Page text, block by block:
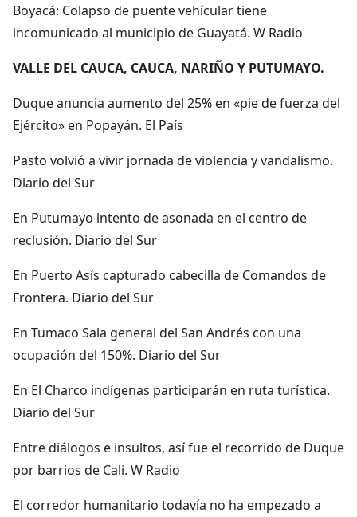
Boyacá: Colapso de puente vehícular tiene
incomunicado al municipio de Guayatá. W Radio
VALLE DEL CAUCA, CAUCA, NARIÑO Y PUTUMAYO.
Duque anuncia aumento del 25% en «pie de fuerza del
Ejército» en Popayán. El País
Pasto volvió a vivir jornada de violencia y vandalismo.
Diario del Sur
En Putumayo intento de asonada en el centro de
reclusión. Diario del Sur
En Puerto Asís capturado cabecilla de Comandos de
Frontera. Diario del Sur
En Tumaco Sala general del San Andrés con una
ocupación del 150%. Diario del Sur
En El Charco indígenas participarán en ruta turística.
Diario del Sur
Entre diálogos e insultos, así fue el recorrido de Duque
por barrios de Cali. W Radio
El corredor humanitario todavía no ha empezado a